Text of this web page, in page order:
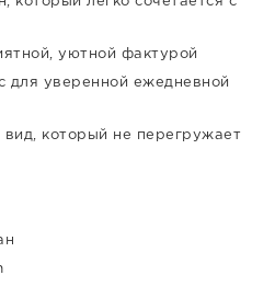
уютной фактурой
для уверенной ежедневной
который не перегружает